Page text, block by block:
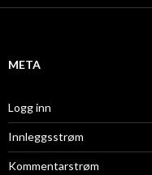
i
META
Logg inn
Innleggsstrøm
Kommentarstrøm